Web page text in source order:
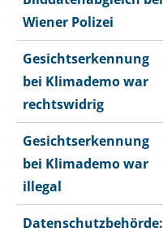
Wiener Polizei
Gesichtserkennung
bei Klimademo war
rechtswidrig
Gesichtserkennung
bei Klimademo war
illegal
Datenschutzbehörde: